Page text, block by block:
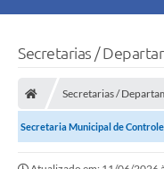
Secretarias /
Secretarias /
Secretaria Municipal de